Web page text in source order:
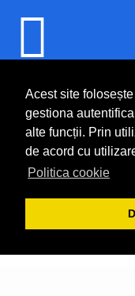
Acest site
gestiona
alte funcții. Prin
de acord cu
Politica cookie
INFORMAȚII UTILE
Termeni și condiții
Politică de
Politică cookie
Contact